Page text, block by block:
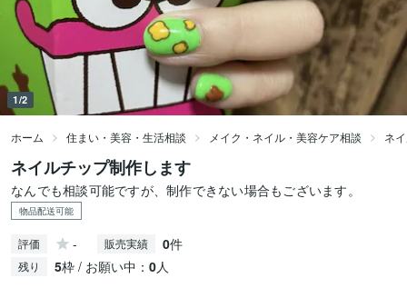
1/2
ホーム 住まい・美容・生活相談 メイク・ネイル・美容ケア相談 ネ
ネイルチップ制作します
なんでも相談可能ですが、制作できない場合もございます。
物品配送可能
評価 - 販売実績 0件
残り 5枠 / お願い中： 0人